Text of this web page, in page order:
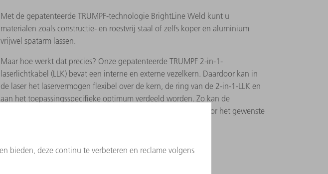
Met de gepatenteerde TRUMPF-technologie BrightLine Weld kunt u
materialen zoals constructie- en roestvrij staal of zelfs koper en aluminium
vrijwel spatarm lassen.
Maar hoe werkt dat precies? Onze gepatenteerde TRUMPF 2-in-1-
laserlichtkabel (LLK) bevat een interne en externe vezelkern. Daardoor kan in
de laser het laservermogen flexibel over de kern, de ring van de 2-in-1-LLK en
aan het toepassingsspecifieke optimum verdeeld worden. Zo kan de
vermogensverdeling afhankelijk van het materiaal optimaal voor het gewenste